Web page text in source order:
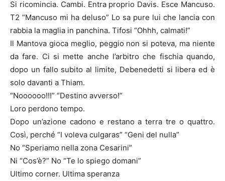
Si ricomincia. Cambi. Entra proprio Davis. Esce Mancuso.
T2 “Mancuso mi ha deluso” Lo sa pure lui che lancia con
rabbia la maglia in panchina. Tifosi “Ohhh, calmati!”
Il Mantova gioca meglio, peggio non si poteva, ma niente
da fare. Ci si mette anche l’arbitro che fischia quando,
dopo un fallo subito al limite, Debenedetti si libera ed è
solo davanti a Thiam.
“Noooooo!!!” “Destino avverso!”
Loro perdono tempo.
Dopo un’azione cadono e restano a terra tre o quattro.
Così, perché “I voleva culgaras” “Geni del nulla”
No “Speriamo nella zona Cesarini”
Ni “Cos’è?” No “Te lo spiego domani”
Ultimo corner. Ultima speranza